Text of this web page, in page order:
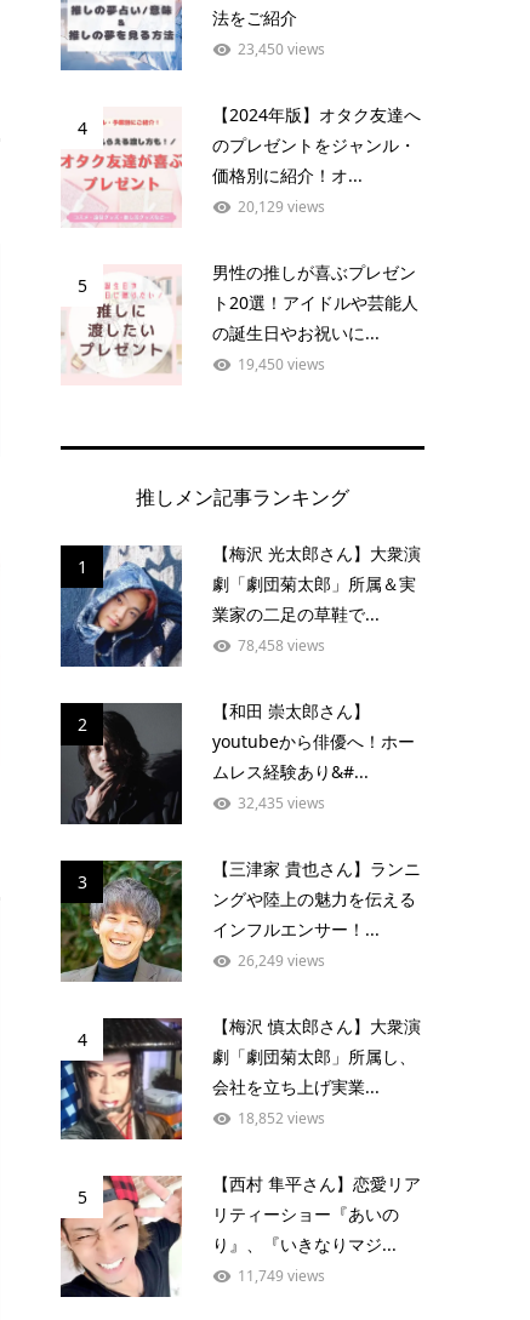
法をご紹介
23,450 views
4
【2024年版】オタク友達へ
のプレゼントをジャンル・
価格別に紹介！オ...
20,129 views
5
男性の推しが喜ぶプレゼン
ト20選！アイドルや芸能人
の誕生日やお祝いに...
19,450 views
推しメン記事ランキング
1
【梅沢 光太郎さん】大衆演
劇「劇団菊太郎」所属＆実
業家の二足の草鞋で...
78,458 views
2
【和田 崇太郎さん】
youtubeから俳優へ！ホー
ムレス経験あり&#...
32,435 views
3
【三津家 貴也さん】ランニ
ングや陸上の魅力を伝える
インフルエンサー！...
26,249 views
4
【梅沢 慎太郎さん】大衆演
劇「劇団菊太郎」所属し、
会社を立ち上げ実業...
18,852 views
5
【西村 隼平さん】恋愛リア
リティーショー『あいの
り』、『いきなりマジ...
11,749 views